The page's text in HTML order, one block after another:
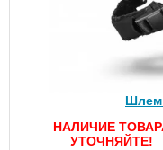
Шлем
НАЛИЧИЕ
УТОЧНЯЙТЕ!